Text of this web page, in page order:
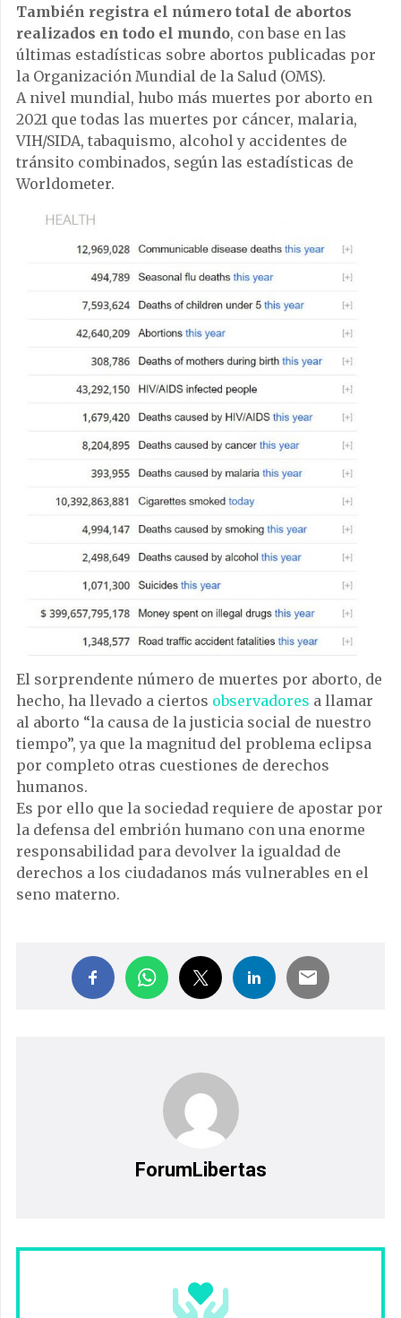
También registra el número total de abortos
realizados en todo el mundo, con base en las
últimas estadísticas sobre abortos publicadas por
la Organización Mundial de la Salud (OMS).
A nivel mundial, hubo más muertes por aborto en
2021 que todas las muertes por cáncer, malaria,
VIH/SIDA, tabaquismo, alcohol y accidentes de
tránsito combinados, según las estadísticas de
Worldometer.
El sorprendente número de muertes por aborto, de
hecho, ha llevado a ciertos observadores a llamar
al aborto “la causa de la justicia social de nuestro
tiempo”, ya que la magnitud del problema eclipsa
por completo otras cuestiones de derechos
humanos.
Es por ello que la sociedad requiere de apostar por
la defensa del embrión humano con una enorme
responsabilidad para devolver la igualdad de
derechos a los ciudadanos más vulnerables en el
seno materno.
ForumLibertas